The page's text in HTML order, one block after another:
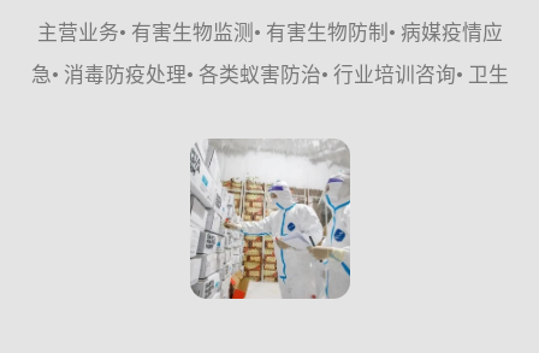
主营业务• 有害生物监测• 有害生物防制• 病媒疫情应
急• 消毒防疫处理• 各类蚁害防治• 行业培训咨询• 卫生